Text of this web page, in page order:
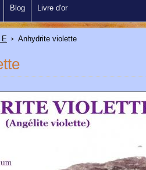
Blog Livre d'or
E Anhydrite violette